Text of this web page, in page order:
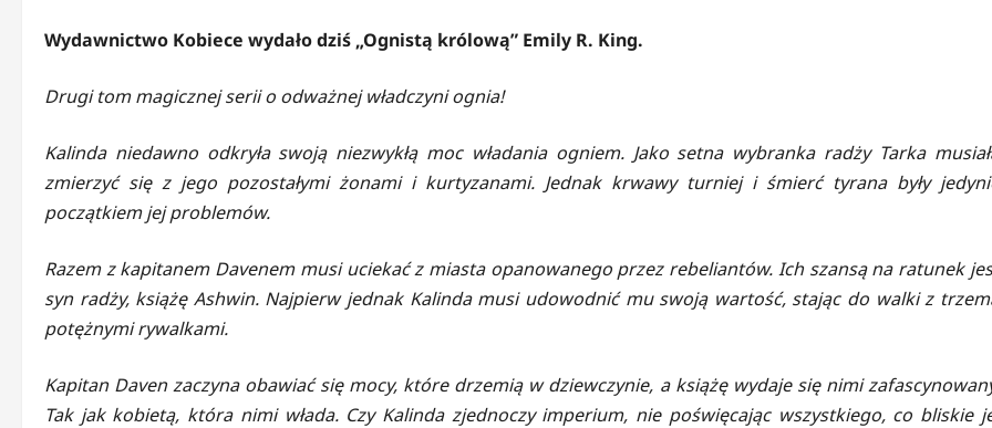
Wydawnictwo Kobiece wydało dziś „Ognistą królową” Emily R. King.
Drugi tom magicznej serii o odważnej władczyni ognia!
Kalinda niedawno odkryła swoją niezwykłą moc władania ogniem. Jako setna wybranka radży Tarka
zmierzyć się z jego pozostałymi żonami i kurtyzanami. Jednak krwawy turniej i śmierć tyrana były
początkiem jej problemów.
Razem z kapitanem Davenem musi uciekać z miasta opanowanego przez rebeliantów. Ich szansą na ratunek
syn radży, książę Ashwin. Najpierw jednak Kalinda musi udowodnić mu swoją wartość, stając do walki z
potężnymi rywalkami.
Kapitan Daven zaczyna obawiać się mocy, które drzemią w dziewczynie, a książę wydaje się nimi
Tak jak kobietą, która nimi włada. Czy Kalinda zjednoczy imperium, nie poświęcając wszystkiego, co bliskie